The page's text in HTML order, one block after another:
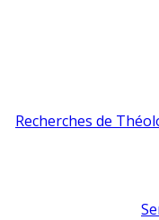
Recherches de